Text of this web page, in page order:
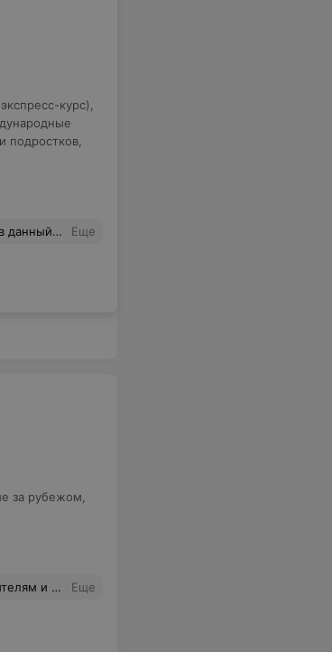
курс)
подростков
доверия к организации конечно уже не было, только спортивный интерес.Воз и ныне там) Еще
за рубежом
всегда хватает времени на разговоры и обмен мнениями. Еще